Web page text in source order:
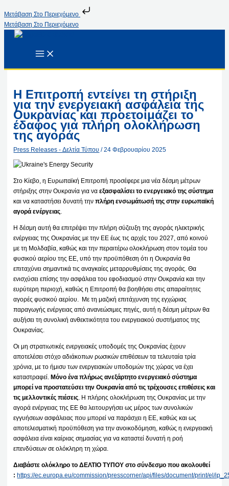
Μετάβαση Στο Περιεχόμενο
Μετάβαση Στο Περιεχόμενο
Η Επιτροπή εντείνει τη στήριξη
για την ενεργειακή ασφάλεια της
Ουκρανίας και προετοιμάζει το
έδαφος για πλήρη ολοκλήρωση
της αγοράς
Press Releases - Δελτία Τύπου /24 Φεβρουαρίου 2025
Στο Κίεβο, η Ευρωπαϊκή Επιτροπή προσέφερε μια νέα δέσμη μέτρων
στήριξης στην Ουκρανία για ναεξασφαλίσει το ενεργειακό της σύστημα
και να καταστήσει δυνατή τηνπλήρη ενσωμάτωσή της στην ευρωπαϊκή
αγορά ενέργειας.
Η δέσμη αυτή θα επιτρέψει την πλήρη σύζευξη της αγοράς ηλεκτρικής
ενέργειας της Ουκρανίας με την ΕΕ έως τις αρχές του 2027, από κοινού
με τη Μολδαβία, καθώς και την περαιτέρω ολοκλήρωση στον τομέα του
φυσικού αερίου της ΕΕ, υπό την προϋπόθεση ότι η Ουκρανία θα
επιταχύνει σημαντικά τις αναγκαίες μεταρρυθμίσεις της αγοράς. Θα
ενισχύσει επίσης την ασφάλεια του εφοδιασμού στην Ουκρανία και την
ευρύτερη περιοχή, καθώς η Επιτροπή θα βοηθήσει στις απαραίτητες
αγορές φυσικού αερίου. Με τη μαζική επιτάχυνση της εγχώριας
παραγωγής ενέργειας από ανανεώσιμες πηγές, αυτή η δέσμη μέτρων θα
αυξήσει τη συνολική ανθεκτικότητα του ενεργειακού συστήματος της
Ουκρανίας.
Οι μη στρατιωτικές ενεργειακές υποδομές της Ουκρανίας έχουν
αποτελέσει στόχο αδιάκοπων ρωσικών επιθέσεων τα τελευταία τρία
χρόνια, με το ήμισυ των ενεργειακών υποδομών της χώρας να έχει
καταστραφεί. Μόνο ένα πλήρως ανεξάρτητο ενεργειακό σύστημα
μπορεί να προστατεύσει την Ουκρανία από τις τρέχουσες επιθέσεις και
τις μελλοντικές πιέσεις. Η πλήρης ολοκλήρωση της Ουκρανίας με την
αγορά ενέργειας της ΕΕ θα λειτουργήσει ως μέρος των συνολικών
εγγυήσεων ασφάλειας που μπορεί να παράσχει η ΕΕ, καθώς και ως
αποτελεσματική προϋπόθεση για την ανοικοδόμηση, καθώς η ενεργειακή
ασφάλεια είναι καίριας σημασίας για να καταστεί δυνατή η ροή
επενδύσεων σε ολόκληρη τη χώρα.
Διαβάστε ολόκληρο το ΔΕΛΤΙΟ ΤΥΠΟΥ στο σύνδεσμο που ακολουθεί
: https://ec.europa.eu/commission/presscorner/api/files/document/print/el/